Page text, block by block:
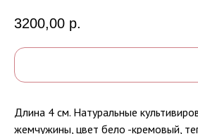
3200,00 р.
Длина 4 см. Натуральные
жемчужины, цвет бело -кремовый,